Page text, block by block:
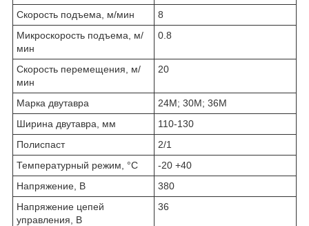
Скорость подъема, м/мин
8
Микроскорость подъема, м/
мин
0.8
Скорость перемещения, м/
мин
20
Марка двутавра
24М; 30М; 36М
Ширина двутавра, мм
110-130
Полиспаст
2/1
Температурный режим, °С
-20 +40
Напряжение, В
380
Напряжение цепей
управления, В
36